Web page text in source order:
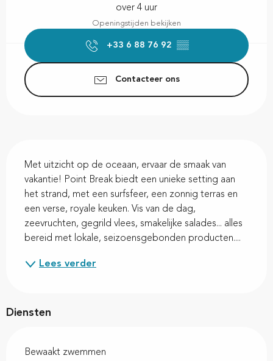
over 4 uur
Openingstijden bekijken
+33 6 88 76 92 ▒▒
Contacteer ons
Met uitzicht op de oceaan, ervaar de smaak van
vakantie! Point Break biedt een unieke setting aan
het strand, met een surfsfeer, een zonnig terras en
een verse, royale keuken. Vis van de dag,
zeevruchten, gegrild vlees, smakelijke salades... alles
bereid met lokale, seizoensgebonden producten....
Lees verder
Diensten
Bewaakt zwemmen